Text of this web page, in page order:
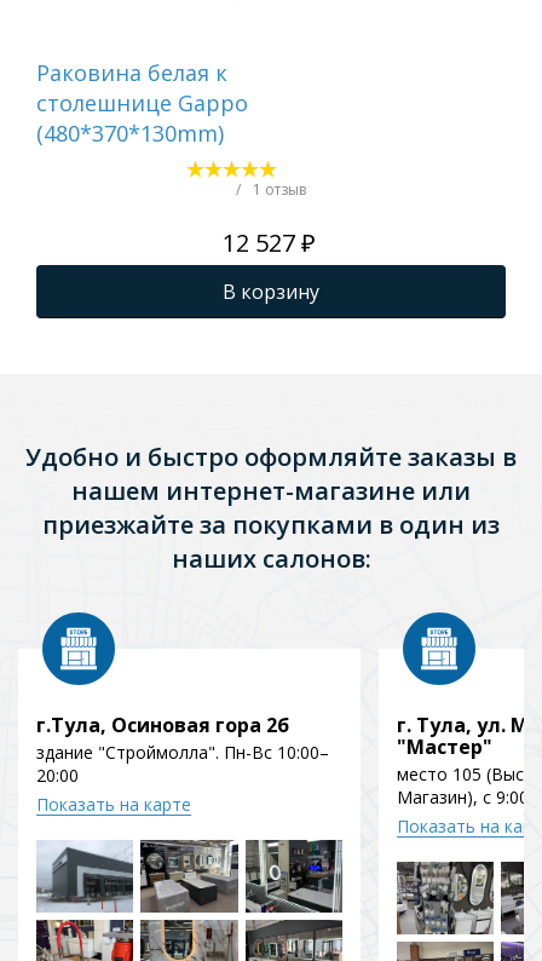
Раковина белая к
столешнице Gappo
(480*370*130mm)
/ 1 отзыв
12 527 ₽
В корзину
Удобно и быстро оформляйте заказы в
нашем интернет-магазине или
приезжайте за покупками в один из
наших салонов:
г.Тула, Осиновая гора 2б
здание "Строймолла". Пн-Вс 10:00–
20:00
Показать на карте
г. Тула, ул.
"Мастер"
место 105
Магазин), с 9:00
Показать на